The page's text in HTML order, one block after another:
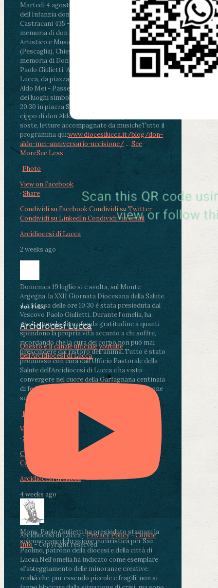
Martedì 4 agosto2026
ore 11:30 - Lucca, Scuola
dell’Infanzia don Aldo Mei - Viale Castruccio
Castracani 435 - Inaugurazione murales in
memoria di don Aldo Mei curato dal Liceo
Artistico e Musicale “Passaglia”
ore 18 - Fiano
(Pescaglia), Chiesa parrocchiale - Messa in
memoria di Don Aldo Mei celebrata da mons.
Paolo Giulietti, Arcivescovo di Lucca
ore 20.30 -
Lucca, da piazza San Michele al Cippo di don
Aldo Mei - Passeggiata della Memoria in alcuni
dei luoghi simbolo della città. Ritrovo alle ore
20.30 in piazza San Michele con conclusione al
cippo di don Aldo Mei (Porta Elisa). Durante le
soste, letture accompagnate da musicheTutto il
programma qui:www.diocesilucca.it/blog/don-
aldo-mei-anniversario-uccisione/ ... See
MoreSee Less
Photo
View on Facebook
· Share
Condividi su FacebookCondividi su Twitter
Condividi su LinkedInCondividi via email
Arcidiocesi di Lucca
2 weeks ago
Domenica 19 luglio si è svolta, sul Monte
Argegna, la XXII Giornata Diocesana della Salute.
.La Messa delle ore 10:30 è stata presieduta dal
Vescovo Paolo Giulietti. Durante l'omelia, ha
rivolto parole di profonda gratitudine a quanti
spendono la propria vita accanto a chi soffre,
ricordando che la cura del corpo non può mai
prescindere dal ristoro dell'anima..Tutto è stato
promosso con cura dall'Ufficio Pastorale della
Salute dell'Arcidiocesi di Lucca e ha visto
convergere nel cuore della Garfagnana centinaia
di fedeli, operatori sanitari, volontari e persone
segnate dalla malattia.
Photo
View on Facebook
· Share
Condividi su Facebook
Condividi su LinkedIn
Arcidiocesi di Lucca
4 weeks ago
Mons. Paolo Giulietti ha presieduto stamani la
solenne concelebrazione eucaristica per San
Paolino, patrono della diocesi e della città di
Lucca.Nell’omelia ha indicato come esemplare
«l’atteggiamento delle minoranze creative:
realtà che, pur essendo piccole e fragili, non si
YouTube
Arcidiocesi Lucca
Questo è il canale ufficiale youtube
dell'Arcidiocesi di Lucca
Arcidiocesi di Lucca -Privacy Policy-Cookie
Info- Copyright reserved